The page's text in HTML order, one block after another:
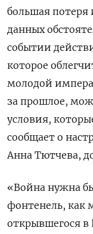
большая потеря
данных
событии
которое
молодой
за прошлое,
условия,
сообщает о
Анна Тютчева,
«Война нужна
фонтенель, как
открывшегося